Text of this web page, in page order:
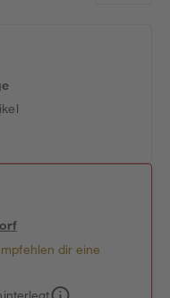
dir eine